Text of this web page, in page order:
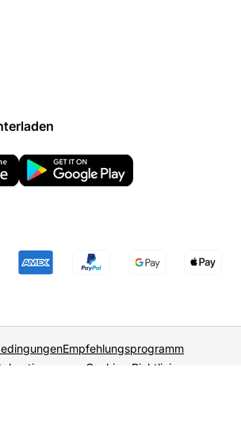
Empfehlungsprogramm
Cookies-Richtlinien